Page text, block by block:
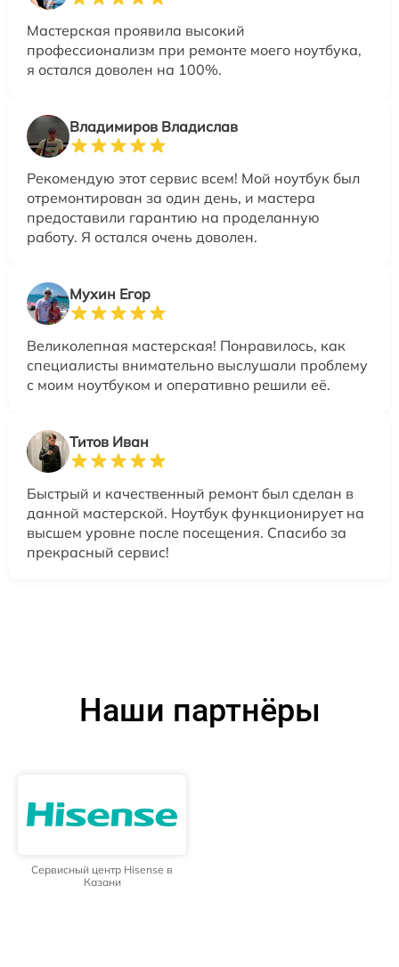
Мастерская проявила высокий
профессионализм при ремонте моего ноутбука,
я остался доволен на 100%.
Владимиров Владислав
Рекомендую этот сервис всем! Мой ноутбук был
отремонтирован за один день, и мастера
предоставили гарантию на проделанную
работу. Я остался очень доволен.
Мухин Егор
Великолепная мастерская! Понравилось, как
специалисты внимательно выслушали проблему
с моим ноутбуком и оперативно решили её.
Титов Иван
Быстрый и качественный ремонт был сделан в
данной мастерской. Ноутбук функционирует на
высшем уровне после посещения. Спасибо за
прекрасный сервис!
Наши партнёры
Сервисный центр Hisense в
Казани